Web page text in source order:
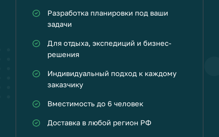
Разработка планировки под ваши
задачи
Для отдыха, экспедиций и бизнес-
решения
Индивидуальный подход к каждому
заказчику
Вместимость до 6 человек
Доставка в любой регион РФ